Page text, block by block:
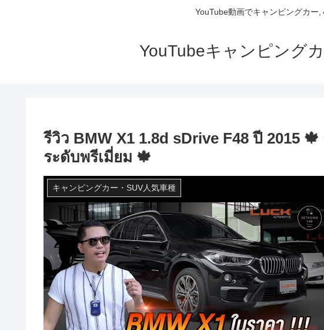
YouTube動画でキャンピングカー
YouTubeキャンピング
รีวิว BMW X1 1.8d sDrive F48 ปี 2015
ระดับพรีเมี่ยม 🍁
キャンピングカー・SUV人気車種